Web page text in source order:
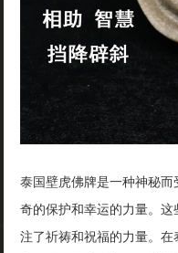
泰国壁虎佛牌是一种神秘
奇的保护和幸运的力量。
注了祈祷和祝福的力量。